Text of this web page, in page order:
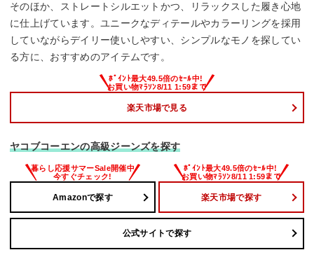
そのほか、ストレートシルエットかつ、リラックスした履き心地
に仕上げています。ユニークなディテールやカラーリングを採用
していながらデイリー使いしやすい、シンプルなモノを探してい
る方に、おすすめのアイテムです。
楽天市場で見る
ヤコブコーエンの高級ジーンズを探す
Amazonで探す 楽天市場で探す
公式サイトで探す